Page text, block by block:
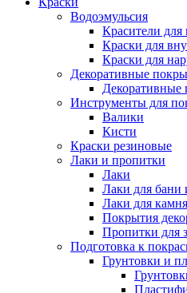
Водоэмульсия
Красители для
Краски для
Краски для
Декоративные
Декоративные
Инструменты для
Валики
Кисти
Краски резиновые
Лаки и пропитки
Лаки
Лаки для бани
Лаки для камня
Покрытия
Пропитки для
Подготовка к
Грунтовки и